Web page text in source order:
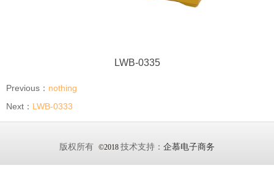
LWB-0335
Previous： nothing
Next： LWB-0333
版权所有 ©2018 技术支持： 企慕电子商务